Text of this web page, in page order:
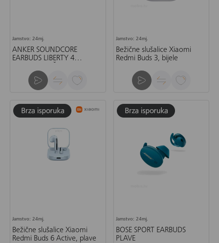
Jamstvo: 24mj.
ANKER SOUNDCORE
EARBUDS LIBERTY 4
Jamstvo: 24mj.
Bežične slušalice Xiaomi
Redmi Buds 3, bijele
Jamstvo: 24mj.
Bežične slušalice Xiaomi
Redmi Buds 6 Active, plave
Jamstvo: 24mj.
BOSE SPORT EARBUDS
PLAVE